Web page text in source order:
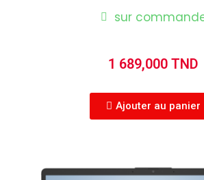
sur
1 689,000 TND
Ajouter au panier